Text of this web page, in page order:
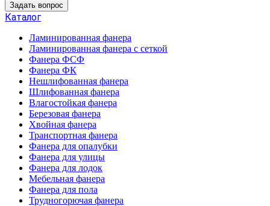
Задать вопрос
Каталог
Ламинированная фанера
Ламинированная фанера с сеткой
Фанера ФСФ
Фанера ФК
Нешлифованная фанера
Шлифованная фанера
Влагостойкая фанера
Березовая фанера
Хвойная фанера
Транспортная фанера
Фанера для опалубки
Фанера для улицы
Фанера для лодок
Мебельная фанера
Фанера для пола
Трудногорючая фанера